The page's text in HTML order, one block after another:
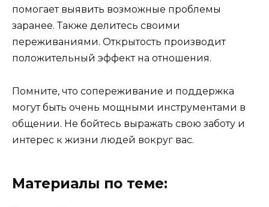
помогает выявить возможные проблемы
заранее. Также делитесь своими
переживаниями. Открытость производит
положительный эффект на отношения.
Помните, что сопереживание и поддержка
могут быть очень мощными инструментами в
общении. Не бойтесь выражать свою заботу и
интерес к жизни людей вокруг вас.
Материалы по теме: